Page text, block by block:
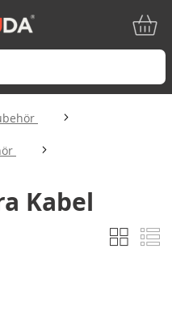
Kabel
Anzeigen
als
Liste